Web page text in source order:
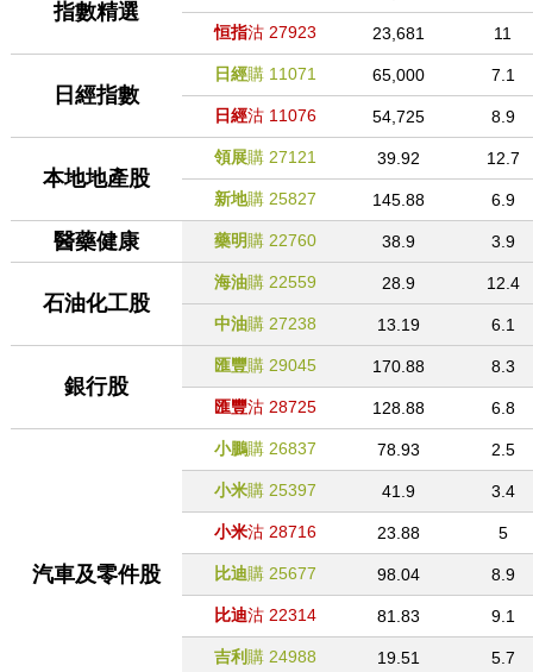
指數精選
恒指沽 27923 23,681 11
日經指數
日經購 11071 65,000 7.1
日經沽 11076 54,725 8.9
本地地產股
領展購 27121 39.92 12.7
新地購 25827 145.88 6.9
醫藥健康 藥明購 22760 38.9 3.9
石油化工股
海油購 22559 28.9 12.4
中油購 27238 13.19 6.1
銀行股
匯豐購 29045 170.88 8.3
匯豐沽 28725 128.88 6.8
汽車及零件股
小鵬購 26837 78.93 2.5
小米購 25397 41.9 3.4
小米沽 28716 23.88 5
比迪購 25677 98.04 8.9
比迪沽 22314 81.83 9.1
吉利 購 24988 19.51 5.7